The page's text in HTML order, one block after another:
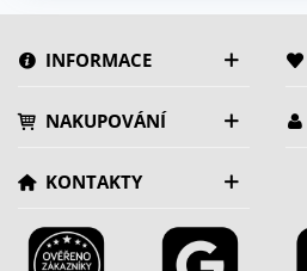
INFORMACE
NAKUPOVÁNÍ
KONTAKTY